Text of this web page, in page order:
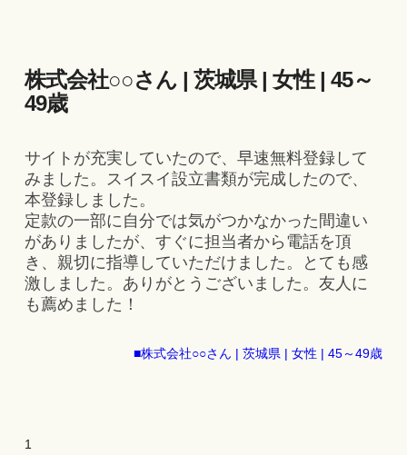
株式会社○○さん | 茨城県 | 女性 | 45～
49歳
サイトが充実していたので、早速無料登録して
みました。スイスイ設立書類が完成したので、
本登録しました。
定款の一部に自分では気がつかなかった間違い
がありましたが、すぐに担当者から電話を頂
き、親切に指導していただけました。とても感
激しました。ありがとうございました。友人に
も薦めました！
■株式会社○○さん | 茨城県 | 女性 | 45～49歳
1